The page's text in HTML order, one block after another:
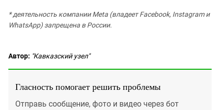
* деятельность компании Meta (владеет Facebook, Instagram и
WhatsApp) запрещена в России.
Автор: "Кавказский узел"
Гласность помогает решить проблемы
Отправь сообщение, фото и видео через бот